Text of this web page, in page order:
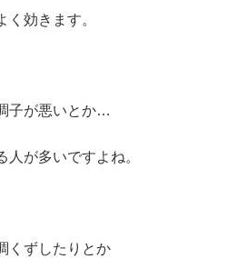
効きます。
子が悪いとか…
が多いですよね。
くずしたりとか